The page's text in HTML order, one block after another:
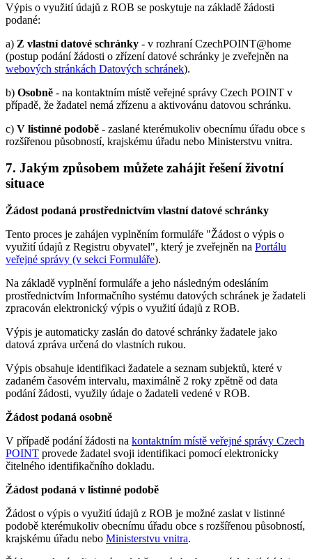
Výpis o využití údajů z ROB se poskytuje na základě žádosti
podané:
a) Z vlastní datové schránky - v rozhraní CzechPOINT@home
(postup podání žádosti o zřízení datové schránky je zveřejněn na
webových stránkách Datových schránek).
b) Osobně - na kontaktním místě veřejné správy Czech POINT v
případě, že žadatel nemá zřízenu a aktivovánu datovou schránku.
c) V listinné podobě - zaslané kterémukoliv obecnímu úřadu obce s
rozšířenou působností, krajskému úřadu nebo Ministerstvu vnitra.
7. Jakým způsobem můžete zahájit řešení životní
situace
Žádost podaná prostřednictvím vlastní datové schránky
Tento proces je zahájen vyplněním formuláře "Žádost o výpis o
využití údajů z Registru obyvatel", který je zveřejněn na Portálu
veřejné správy (v sekci Formuláře).
Na základě vyplnění formuláře a jeho následným odesláním
prostřednictvím Informačního systému datových schránek je žadateli
zpracován elektronický výpis o využití údajů z ROB.
Výpis je automaticky zaslán do datové schránky žadatele jako
datová zpráva určená do vlastních rukou.
Výpis obsahuje identifikaci žadatele a seznam subjektů, které v
zadaném časovém intervalu, maximálně 2 roky zpětně od data
podání žádosti, využily údaje o žadateli vedené v ROB.
Žádost podaná osobně
V případě podání žádosti na kontaktním místě veřejné správy Czech
POINT provede žadatel svoji identifikaci pomocí elektronicky
čitelného identifikačního dokladu.
Žádost podaná v listinné podobě
Žádost o výpis o využití údajů z ROB je možné zaslat v listinné
podobě kterémukoliv obecnímu úřadu obce s rozšířenou působností,
krajskému úřadu nebo Ministerstvu vnitra.